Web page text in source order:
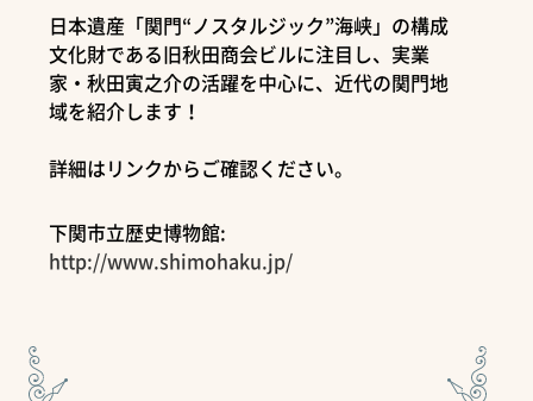
日本遺産「関門“ノスタルジック”海峡」の構成
文化財である旧秋田商会ビルに注目し、実業
家・秋田寅之介の活躍を中心に、近代の関門地
域を紹介します！
詳細はリンクからご確認ください。
下関市立歴史博物館:
http://www.shimohaku.jp/